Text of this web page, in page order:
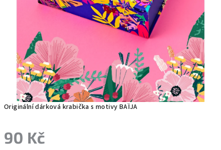
Originální dárková krabička s motivy BAÏJA
90 Kč